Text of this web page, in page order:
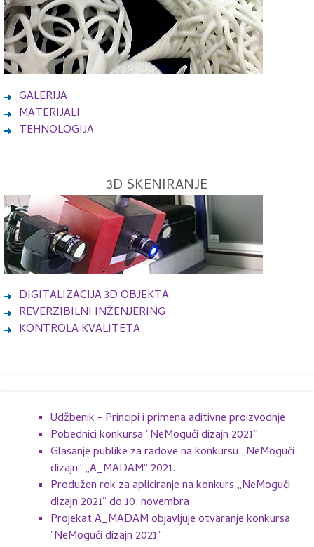
GALERIJA
MATERIJALI
TEHNOLOGIJA
3D SKENIRANJE
DIGITALIZACIJA 3D OBJEKTA
REVERZIBILNI INŽENJERING
KONTROLA KVALITETA
Udžbenik - Principi i primena aditivne proizvodnje
Pobednici konkursa “NeMogući dizajn 2021”
Glasanje publike za radove na konkursu „NeMogući
dizajn“ „A_MADAM“ 2021.
Produžen rok za apliciranje na konkurs „NeMogući
dizajn 2021“ do 10. novembra
Projekat A_MADAM objavljuje otvaranje konkursa
"NeMogući dizajn 2021"